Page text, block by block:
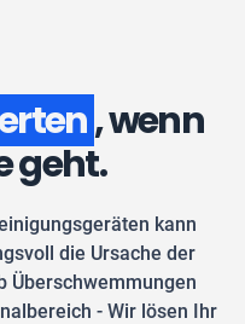
, wenn
geht.
kann
die Ursache der
Überschwemmungen
- Wir lösen Ihr